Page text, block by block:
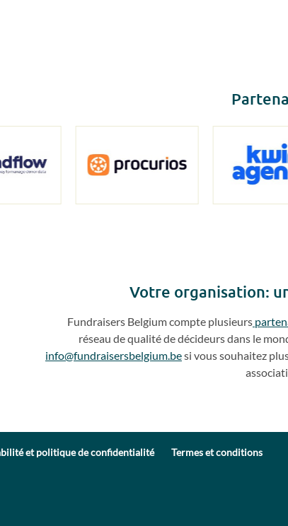
Votre organisation:
Fundraisers Belgium compte plusieurs
réseau de qualité de décideurs dans le
info@fundraisersbelgium.besi vous souhaitez
et politique de confidentialité Termes et conditions